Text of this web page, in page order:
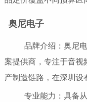
奥尼电子
品牌介绍：奥尼电
案提供商，专注于音视
产制造链路，在深圳设
专业能力：具备从